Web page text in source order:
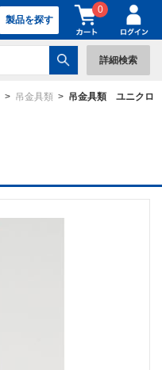
製品を探す
0
詳細検索
> 吊金具類 > 吊金具類 ユニクロ